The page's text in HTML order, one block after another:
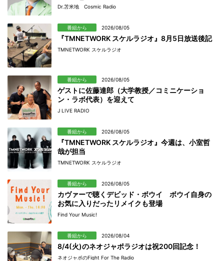
Dr.苫米地 Cosmic Radio
番組から 2026/08/05
『TMNETWORK スケルラジオ』8月5日放送後記
TMNETWORK スケルラジオ
番組から 2026/08/05
ゲストに佐藤達郎（大学教授／コミニケーショ
ン・ラボ代表）を迎えて
J LIVE RADIO
番組から 2026/08/05
『TMNETWORK スケルラジオ』今週は、小室哲
哉が担当
TMNETWORK スケルラジオ
番組から 2026/08/05
カヴァーで聴くデビッド・ボウイ ボウイ自身の
お気に入りだったリメイクも登場
Find Your Music!
番組から 2026/08/04
8/4(火)のネオジャポラジオは祝200回記念！
ネオジャポのFight For The Radio